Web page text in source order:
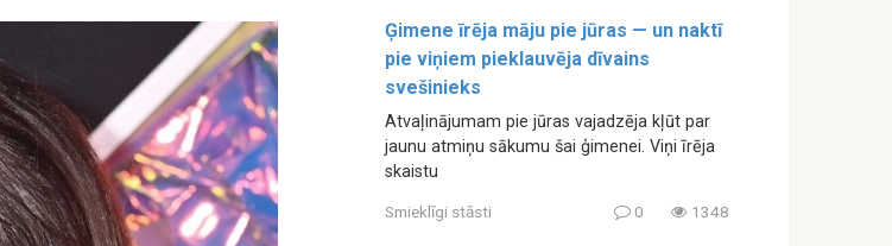
Ģimene īrēja māju pie jūras — un naktī
pie viņiem pieklauvēja dīvains
svešinieks
Atvaļinājumam pie jūras vajadzēja kļūt par
jaunu atmiņu sākumu šai ģimenei. Viņi īrēja
skaistu
Smieklīgi stāsti 0 1348